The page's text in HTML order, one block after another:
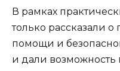
В рамках
только рассказали
помощи и
и дали возможность